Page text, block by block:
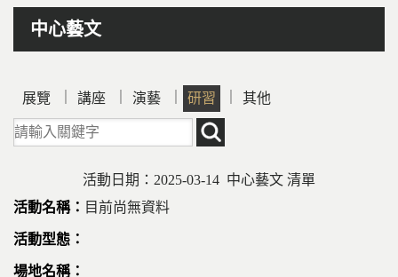
中心藝文
展覽 講座 演藝 研習
其他
請輸入關鍵字
活動日期：2025-03-14 中心藝文 清單
目前尚無資料